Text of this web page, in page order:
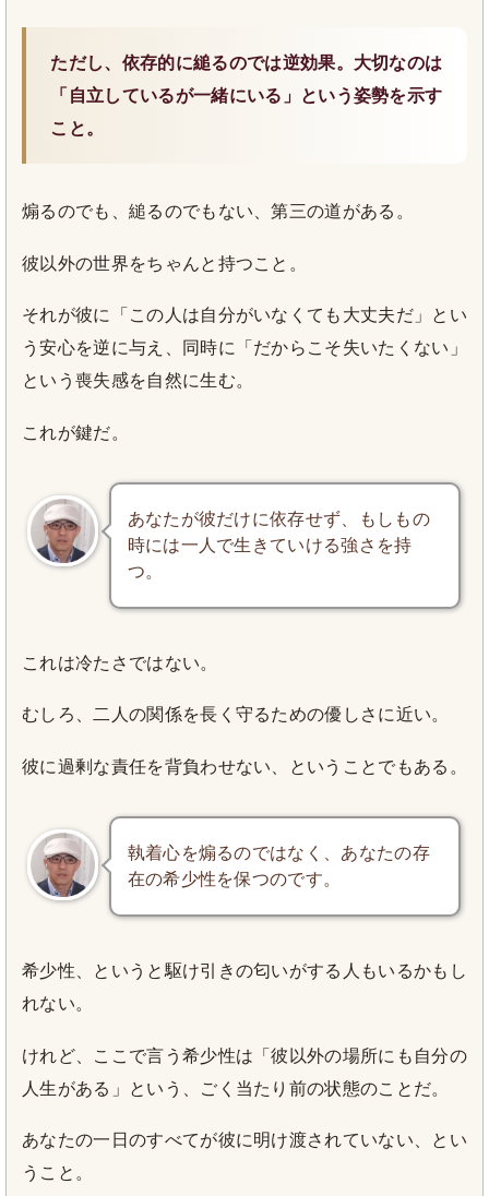
ただし、依存的に縋るのでは逆効果。大切なのは
「自立しているが一緒にいる」という姿勢を示す
こと。
煽るのでも、縋るのでもない、第三の道がある。
彼以外の世界をちゃんと持つこと。
それが彼に「この人は自分がいなくても大丈夫だ」とい
う安心を逆に与え、同時に「だからこそ失いたくない」
という喪失感を自然に生む。
これが鍵だ。
あなたが彼だけに依存せず、もしもの
時には一人で生きていける強さを持
つ。
これは冷たさではない。
むしろ、二人の関係を長く守るための優しさに近い。
彼に過剰な責任を背負わせない、ということでもある。
執着心を煽るのではなく、あなたの存
在の希少性を保つのです。
希少性、というと駆け引きの匂いがする人もいるかもし
れない。
けれど、ここで言う希少性は「彼以外の場所にも自分の
人生がある」という、ごく当たり前の状態のことだ。
あなたの一日のすべてが彼に明け渡されていない、とい
うこと。